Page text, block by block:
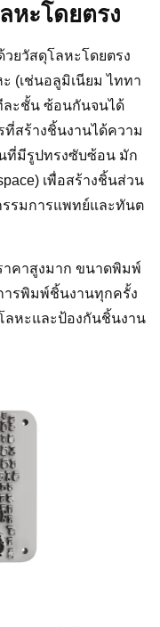
หะโดยตรง
ยวัสดุโลหะโดยตรง
(เช่นอลูมิเนียม ไททา
ละชั้น ซ้อนกันจนได้
ที่สร้างชิ้นงานได้ความ
ที่มีรูปทรงซับซ้อน มัก
เพื่อสร้างชิ้นส่วน
รมการแพทย์และทันต
าคาสูงมาก ขนาดพิมพ์
ารพิมพ์ชิ้นงานทุกครั้ง
ลหะและป้องกันชิ้นงาน